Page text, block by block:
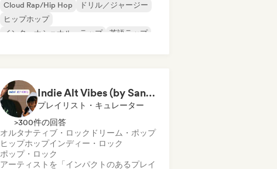
Cloud Rap/Hip Hop
ドリル／ジャージー
ヒップホップ
インターナショナル・ラップ
英語ラップ
Indie Alt Vibes (by Santi Solo)
プレイリスト・キュレーター
>300件の回答
オルタナティブ・ロック ドリーム・ポップ
ヒップホップインディー・ロック
ポップ・ロック
アーティストを「インパクトのあるプレイ